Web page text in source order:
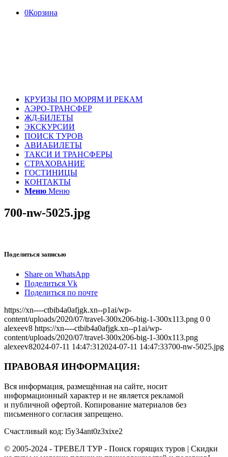
0Корзина
КРУИЗЫ ПО МОРЯМ И РЕКАМ
АЭРО-ТРАНСФЕР
ЖД-БИЛЕТЫ
ЭКСКУРСИИ
ПОИСК ТУРОВ
АВИАБИЛЕТЫ
ТАКСИ И ТРАНСФЕРЫ
СТРАХОВАНИЕ
ГОСТИНИЦЫ
КОНТАКТЫ
Меню Меню
700-nw-5025.jpg
Поделиться записью
Share on WhatsApp
Поделиться Vk
Поделиться по почте
https://xn----ctbib4a0afjgk.xn--p1ai/wp-
content/uploads/2020/07/travel-300x206-big-1-300x113.png 0 0
alexeev8 https://xn----ctbib4a0afjgk.xn--p1ai/wp-
content/uploads/2020/07/travel-300x206-big-1-300x113.png
alexeev82024-07-11 14:47:31 2024-07-11 14:47:33700-nw-5025.jpg
ПРАВОВАЯ ИНФОРМАЦИЯ:
Вся информация, размещённая на сайте, носит
информационный характер и не является рекламой
и публичной офертой. Копирование материалов без
письменного согласия запрещено.
Счастливый код: l5y34ant0z3xixe2
© 2005-2024 - ТРЕВЕЛ ТУР - Поиск горящих туров | Скидки